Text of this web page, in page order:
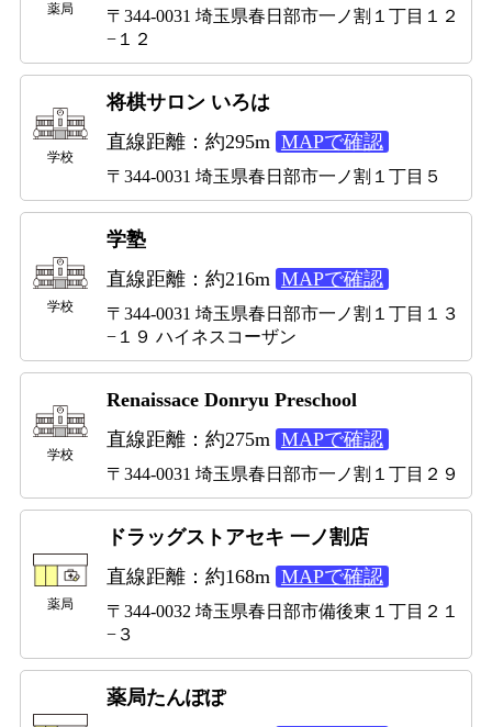
薬局
〒344-0031 埼玉県春日部市一ノ割１丁目１２
−１２
学校
将棋サロン いろは
直線距離：約295m MAPで確認
〒344-0031 埼玉県春日部市一ノ割１丁目５
学校
学塾
直線距離：約216m MAPで確認
〒344-0031 埼玉県春日部市一ノ割１丁目１３
−１９ ハイネスコーザン
学校
Renaissace Donryu Preschool
直線距離：約275m MAPで確認
〒344-0031 埼玉県春日部市一ノ割１丁目２９
薬局
ドラッグストアセキ 一ノ割店
直線距離：約168m MAPで確認
〒344-0032 埼玉県春日部市備後東１丁目２１
−３
薬局たんぽぽ